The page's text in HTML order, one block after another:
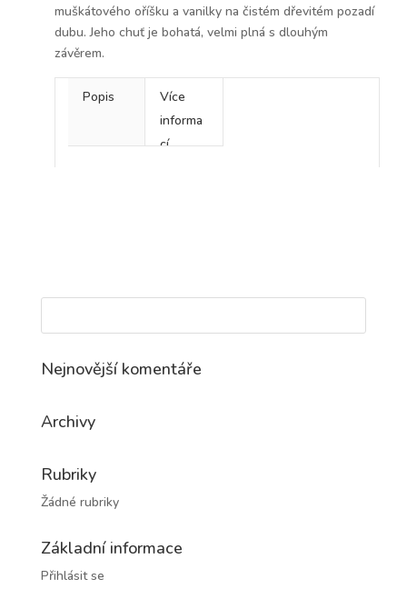
muškátového oříšku a vanilky na čistém dřevitém pozadí
dubu. Jeho chuť je bohatá, velmi plná s dlouhým
závěrem.
Popis
Více
informa
cí
Nejnovější komentáře
Archivy
Rubriky
Žádné rubriky
Základní informace
Přihlásit se